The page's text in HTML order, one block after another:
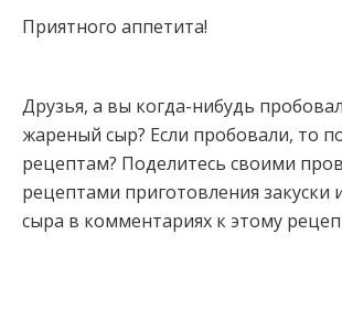
Приятного аппетита!
Друзья, а вы когда-нибудь
жареный сыр? Если пробовали, то
рецептам? Поделитесь своими
рецептами приготовления закуски
сыра в комментариях к этому